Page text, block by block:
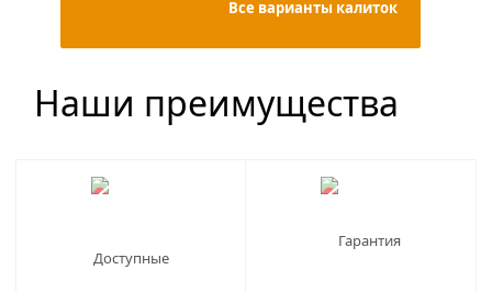
Наши преимущества